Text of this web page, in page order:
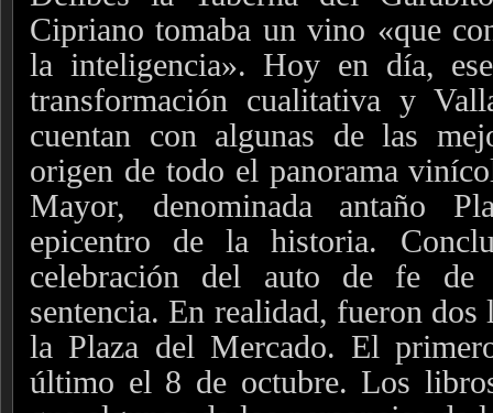
Cipriano tomaba un vino «que
la inteligencia». Hoy en día,
transformación cualitativa y
cuentan con algunas de las
origen de todo el panorama
Mayor, denominada antaño
epicentro de la historia.
celebración del auto de fe
sentencia. En realidad, fueron dos
la Plaza del Mercado. El
último el 8 de octubre. Los